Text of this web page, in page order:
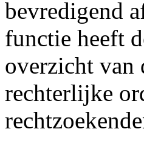
bevredigend
functie heeft
overzicht van
rechterlijke